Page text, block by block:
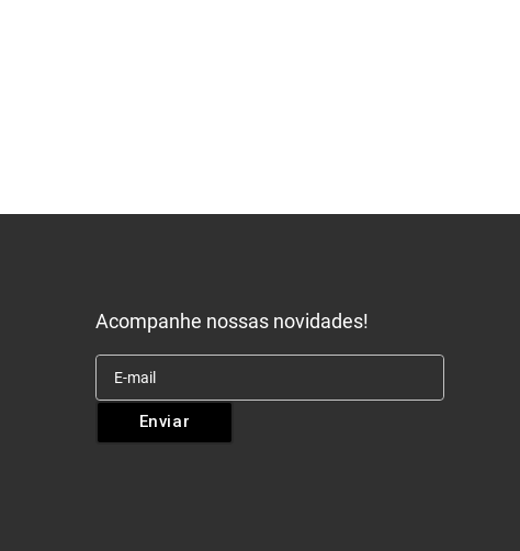
Acompanhe nossas novidades!
Enviar